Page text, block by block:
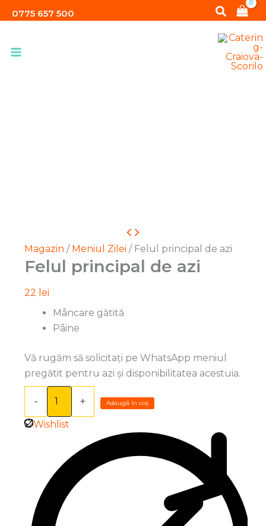
to
0775 657 500 Search
Magazin / Meniul Zilei / Felul principal de azi
Felul principal de azi
22 lei
Mâncare gătită
Pâine
Vă rugăm să solicitați pe WhatsApp meniul
pregătit pentru azi și disponibilitatea acestuia.
-
Felul
principal
azi
+ Adaugă în coș
Wishlist